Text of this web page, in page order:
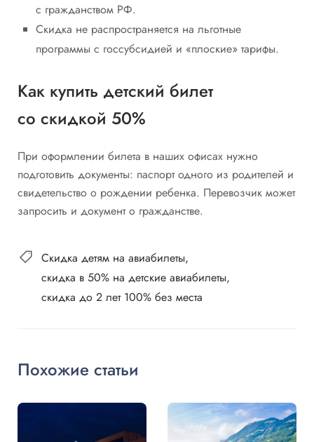
с гражданством РФ.
Скидка не распространяется на льготные
программы с госсубсидией и «плоские» тарифы.
Как купить детский билет
со скидкой 50%
При оформлении билета в наших офисах нужно
подготовить документы: паспорт одного из родителей и
свидетельство о рождении ребенка. Перевозчик может
запросить и документ о гражданстве.
Cкидка детям на авиабилеты
скидка в 50% на детские авиабилеты
скидка до 2 лет 100% без места
Похожие статьи